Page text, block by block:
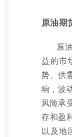
原油期
原
益的市
势、供
响，波
风险承
存和盈
以及地